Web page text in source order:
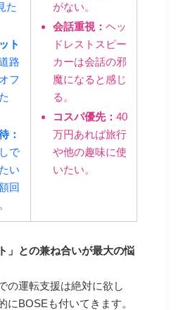
た
ト
路
フ
：
で
い
回
がない。
会話重視：ヘッ
ドレストスピー
カーは会話の邪
魔になると感じ
る。
コスパ優先：40
万円あれば旅行
や他の趣味に使
いたい。
」との兼ね合いが最大の悩
の運転支援は絶対に欲し
にBOSEも付いてきます。